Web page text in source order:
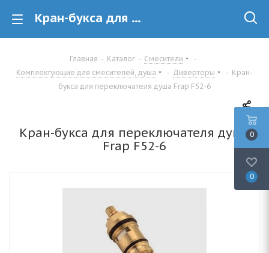
Кран-букса для переключателя душа Frap F52-6 купить в Минске
Главная - Каталог - Смесители
-
Комплектующие для смесителей, душа
- Диверторы - Кран-
букса для переключателя душа Frap F52-6
Кран-букса для переключателя душа
Frap F52-6
0
0